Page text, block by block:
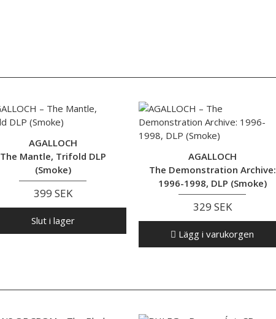
AGALLOCH
The Mantle, Trifold DLP
(Smoke)
399 SEK
Slut i lager
AGALLOCH
The Demonstration Archive:
1996-1998, DLP (Smoke)
329 SEK
Lägg i varukorgen